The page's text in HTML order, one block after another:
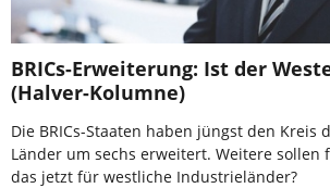
BRICs-Erweiterung: Ist der
(Halver-Kolumne)
Die BRICs-Staaten haben jüngst den Kreis
Länder um sechs erweitert. Weitere sollen
das jetzt für westliche Industrieländer?